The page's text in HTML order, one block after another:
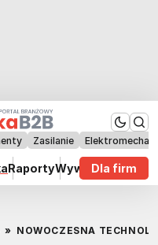
Zasilanie
RaportyWywiadyDla firm
» NOWOCZESNA